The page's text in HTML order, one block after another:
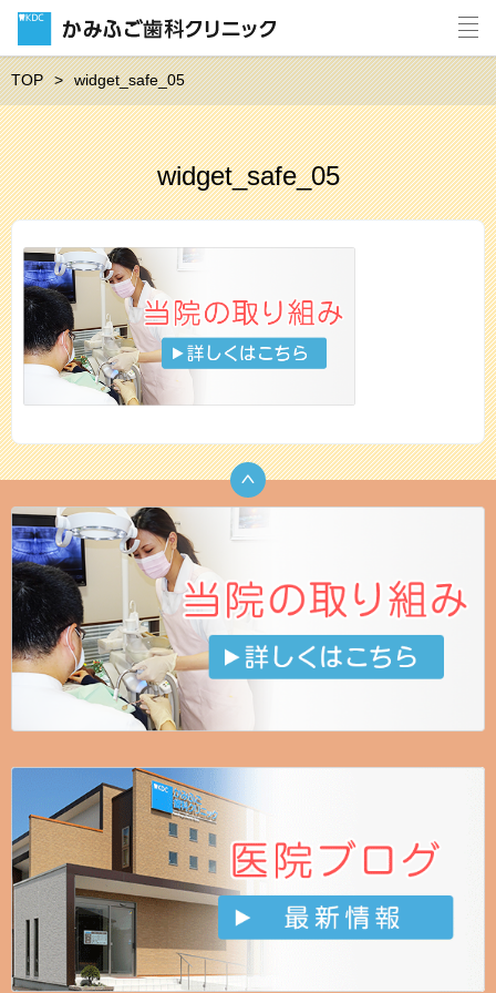
TOP widget_safe_05
widget_safe_05